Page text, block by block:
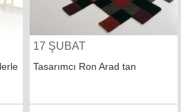
17 ŞUBAT
Tasarımcı Ron Arad tan